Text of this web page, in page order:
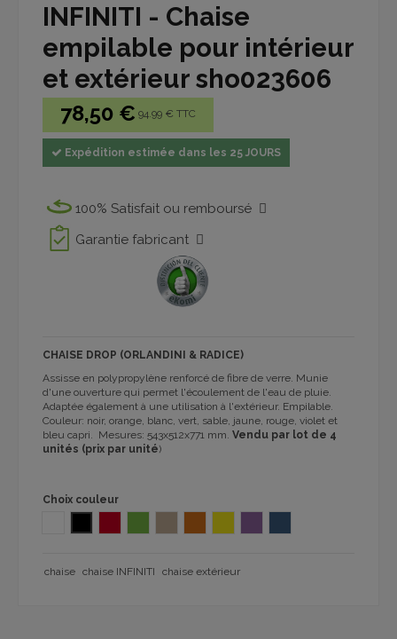
INFINITI - Chaise
empilable pour intérieur
et extérieur sho023606
78,50 € 94.99 € TTC
Expédition estimée dans les 25 JOURS
100% Satisfait ou remboursé
Garantie fabricant
CHAISE DROP (ORLANDINI & RADICE)
Assisse en polypropylène renforcé de fibre de verre. Munie
d'une ouverture qui permet l'écoulement de l'eau de pluie.
Adaptée également à une utilisation à l'extérieur. Empilable.
Couleur: noir, orange, blanc, vert, sable, jaune, rouge, violet et
bleu capri. Mesures: 543x512x771 mm. Vendu par lot de 4
unités (prix par unité)
Choix couleur
chaise chaise INFINITI chaise extérieur